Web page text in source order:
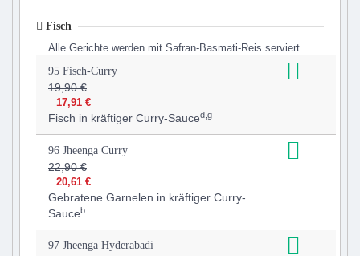
Fisch
Alle Gerichte werden mit Safran-Basmati-Reis serviert
95 Fisch-Curry
19,90 €
17,91 €
Fisch in kräftiger Curry-Sauced,g
96 Jheenga Curry
22,90 €
20,61 €
Gebratene Garnelen in kräftiger Curry-
Sauceb
97 Jheenga Hyderabadi